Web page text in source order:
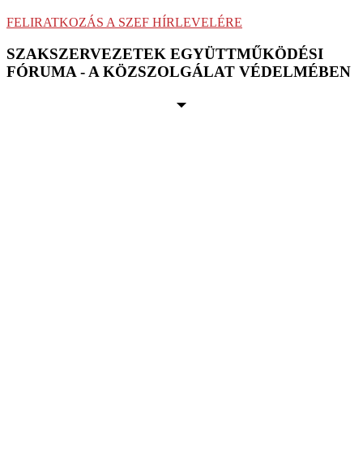
FELIRATKOZÁS A SZEF HÍRLEVELÉRE
SZAKSZERVEZETEK EGYÜTTMŰKÖDÉSI
FÓRUMA - A KÖZSZOLGÁLAT VÉDELMÉBEN